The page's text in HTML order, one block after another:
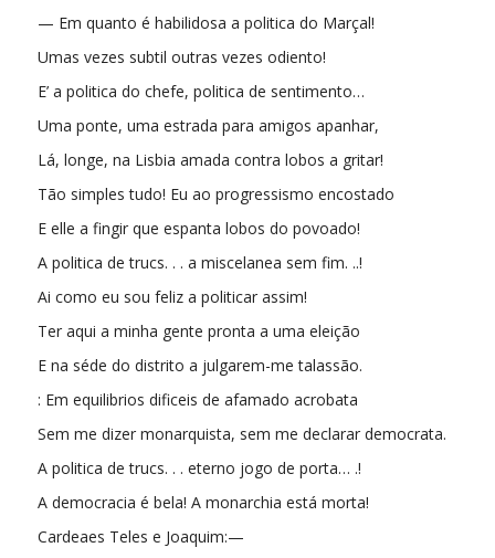
— Em quanto é habilidosa a politica do Marçal!
Umas vezes subtil outras vezes odiento!
E’ a politica do chefe, politica de sentimento…
Uma ponte, uma estrada para amigos apanhar,
Lá, longe, na Lisbia amada contra lobos a gritar!
Tão simples tudo! Eu ao progressismo encostado
E elle a fingir que espanta lobos do povoado!
A politica de trucs. . . a miscelanea sem fim. ..!
Ai como eu sou feliz a politicar assim!
Ter aqui a minha gente pronta a uma eleição
E na séde do distrito a julgarem-me talassão.
: Em equilibrios dificeis de afamado acrobata
Sem me dizer monarquista, sem me declarar democrata.
A politica de trucs. . . eterno jogo de porta… .!
A democracia é bela! A monarchia está morta!
Cardeaes Teles e Joaquim:—